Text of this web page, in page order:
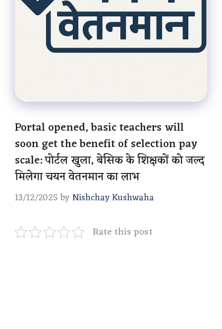
Portal opened, basic teachers will
soon get the benefit of selection pay
scale: पोर्टल खुला, बेसिक के शिक्षकों को जल्द
मिलेगा चयन वेतनमान का लाभ
13/12/2025 byNishchay Kushwaha
Rate this post